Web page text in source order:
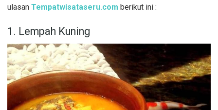
ulasan Tempatwisataseru.com berikut ini :
1. Lempah Kuning